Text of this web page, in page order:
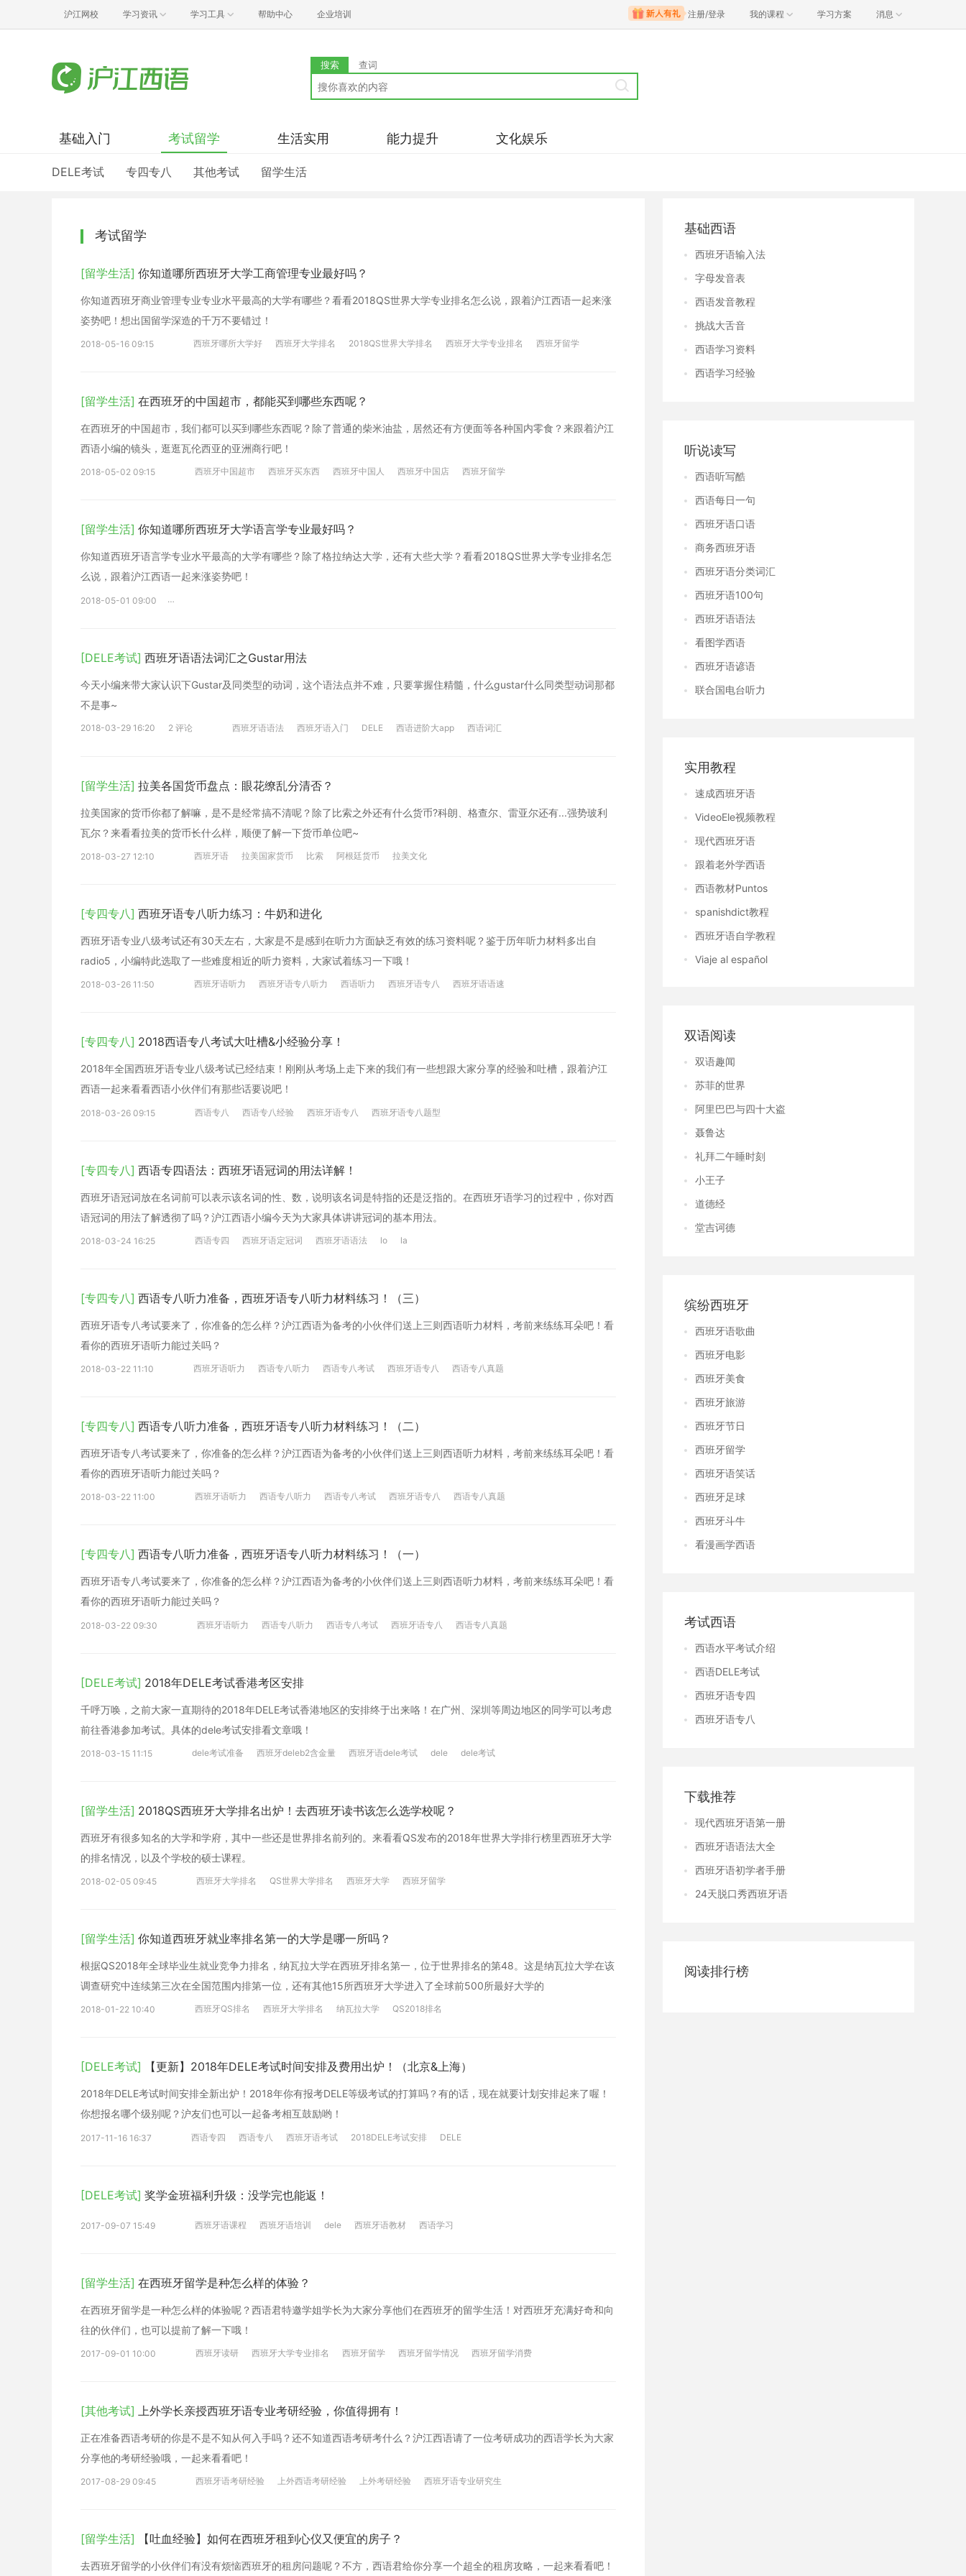
沪江网校 学习资讯 学习工具 帮助中心 企业培训 注册/登录 我的课程 学习方案 消息
搜索 查词
基础入门 考试留学 生活实用 能力提升 文化娱乐
DELE考试 专四专八 其他考试 留学生活
考试留学
[留学生活] 你知道哪所西班牙大学工商管理专业最好吗？
你知道西班牙商业管理专业专业水平最高的大学有哪些？看看2018QS世界大学专业排名怎么说，跟着沪江西语一起来涨
姿势吧！想出国留学深造的千万不要错过！
2018-05-16 09:15 西班牙哪所大学好 西班牙大学排名 2018QS世界大学排名 西班牙大学专业排名 西班牙留学
[留学生活] 在西班牙的中国超市，都能买到哪些东西呢？
在西班牙的中国超市，我们都可以买到哪些东西呢？除了普通的柴米油盐，居然还有方便面等各种国内零食？来跟着沪江
西语小编的镜头，逛逛瓦伦西亚的亚洲商行吧！
2018-05-02 09:15 西班牙中国超市 西班牙买东西 西班牙中国人 西班牙中国店 西班牙留学
[留学生活] 你知道哪所西班牙大学语言学专业最好吗？
你知道西班牙语言学专业水平最高的大学有哪些？除了格拉纳达大学，还有大些大学？看看2018QS世界大学专业排名怎
么说，跟着沪江西语一起来涨姿势吧！
2018-05-01 09:00
[DELE考试] 西班牙语语法词汇之Gustar用法
今天小编来带大家认识下Gustar及同类型的动词，这个语法点并不难，只要掌握住精髓，什么gustar什么同类型动词那都
不是事~
2018-03-29 16:20 2 评论 西班牙语语法 西班牙语入门 DELE 西语进阶大app 西语词汇
[留学生活] 拉美各国货币盘点：眼花缭乱分清否？
拉美国家的货币你都了解嘛，是不是经常搞不清呢？除了比索之外还有什么货币?科朗、格查尔、雷亚尔还有...强势玻利
瓦尔？来看看拉美的货币长什么样，顺便了解一下货币单位吧~
2018-03-27 12:10 西班牙语 拉美国家货币 比索 阿根廷货币 拉美文化
[专四专八] 西班牙语专八听力练习：牛奶和进化
西班牙语专业八级考试还有30天左右，大家是不是感到在听力方面缺乏有效的练习资料呢？鉴于历年听力材料多出自
radio5，小编特此选取了一些难度相近的听力资料，大家试着练习一下哦！
2018-03-26 11:50 西班牙语听力 西班牙语专八听力 西语听力 西班牙语专八 西班牙语语速
[专四专八] 2018西语专八考试大吐槽&小经验分享！
2018年全国西班牙语专业八级考试已经结束！刚刚从考场上走下来的我们有一些想跟大家分享的经验和吐槽，跟着沪江
西语一起来看看西语小伙伴们有那些话要说吧！
2018-03-26 09:15 西语专八 西语专八经验 西班牙语专八 西班牙语专八题型
[专四专八] 西语专四语法：西班牙语冠词的用法详解！
西班牙语冠词放在名词前可以表示该名词的性、数，说明该名词是特指的还是泛指的。在西班牙语学习的过程中，你对西
语冠词的用法了解透彻了吗？沪江西语小编今天为大家具体讲讲冠词的基本用法。
2018-03-24 16:25 西语专四 西班牙语定冠词 西班牙语语法 lo la
[专四专八] 西语专八听力准备，西班牙语专八听力材料练习！（三）
西班牙语专八考试要来了，你准备的怎么样？沪江西语为备考的小伙伴们送上三则西语听力材料，考前来练练耳朵吧！看
看你的西班牙语听力能过关吗？
2018-03-22 11:10 西班牙语听力 西语专八听力 西语专八考试 西班牙语专八 西语专八真题
[专四专八] 西语专八听力准备，西班牙语专八听力材料练习！（二）
西班牙语专八考试要来了，你准备的怎么样？沪江西语为备考的小伙伴们送上三则西语听力材料，考前来练练耳朵吧！看
看你的西班牙语听力能过关吗？
2018-03-22 11:00 西班牙语听力 西语专八听力 西语专八考试 西班牙语专八 西语专八真题
[专四专八] 西语专八听力准备，西班牙语专八听力材料练习！（一）
西班牙语专八考试要来了，你准备的怎么样？沪江西语为备考的小伙伴们送上三则西语听力材料，考前来练练耳朵吧！看
看你的西班牙语听力能过关吗？
2018-03-22 09:30 西班牙语听力 西语专八听力 西语专八考试 西班牙语专八 西语专八真题
[DELE考试] 2018年DELE考试香港考区安排
千呼万唤，之前大家一直期待的2018年DELE考试香港地区的安排终于出来咯！在广州、深圳等周边地区的同学可以考虑
前往香港参加考试。具体的dele考试安排看文章哦！
2018-03-15 11:15 dele考试准备 西班牙deleb2含金量 西班牙语dele考试 dele dele考试
[留学生活] 2018QS西班牙大学排名出炉！去西班牙读书该怎么选学校呢？
西班牙有很多知名的大学和学府，其中一些还是世界排名前列的。来看看QS发布的2018年世界大学排行榜里西班牙大学
的排名情况，以及个学校的硕士课程。
2018-02-05 09:45 西班牙大学排名 QS世界大学排名 西班牙大学 西班牙留学
[留学生活] 你知道西班牙就业率排名第一的大学是哪一所吗？
根据QS2018年全球毕业生就业竞争力排名，纳瓦拉大学在西班牙排名第一，位于世界排名的第48。这是纳瓦拉大学在该
调查研究中连续第三次在全国范围内排第一位，还有其他15所西班牙大学进入了全球前500所最好大学的
2018-01-22 10:40 西班牙QS排名 西班牙大学排名 纳瓦拉大学 QS2018排名
[DELE考试] 【更新】2018年DELE考试时间安排及费用出炉！（北京&上海）
2018年DELE考试时间安排全新出炉！2018年你有报考DELE等级考试的打算吗？有的话，现在就要计划安排起来了喔！
你想报名哪个级别呢？沪友们也可以一起备考相互鼓励哟！
2017-11-16 16:37 西语专四 西语专八 西班牙语考试 2018DELE考试安排 DELE
[DELE考试] 奖学金班福利升级：没学完也能返！
2017-09-07 15:49 西班牙语课程 西班牙语培训 dele 西班牙语教材 西语学习
[留学生活] 在西班牙留学是种怎么样的体验？
在西班牙留学是一种怎么样的体验呢？西语君特邀学姐学长为大家分享他们在西班牙的留学生活！对西班牙充满好奇和向
往的伙伴们，也可以提前了解一下哦！
2017-09-01 10:00 西班牙读研 西班牙大学专业排名 西班牙留学 西班牙留学情况 西班牙留学消费
[其他考试] 上外学长亲授西班牙语专业考研经验，你值得拥有！
正在准备西语考研的你是不是不知从何入手吗？还不知道西语考研考什么？沪江西语请了一位考研成功的西语学长为大家
分享他的考研经验哦，一起来看看吧！
2017-08-29 09:45 西班牙语考研经验 上外西语考研经验 上外考研经验 西班牙语专业研究生
[留学生活] 【吐血经验】如何在西班牙租到心仪又便宜的房子？
去西班牙留学的小伙伴们有没有烦恼西班牙的租房问题呢？不方，西语君给你分享一个超全的租房攻略，一起来看看吧！
基础西语
西班牙语输入法
字母发音表
西语发音教程
挑战大舌音
西语学习资料
西语学习经验
听说读写
西语听写酷
西语每日一句
西班牙语口语
商务西班牙语
西班牙语分类词汇
西班牙语100句
西班牙语语法
看图学西语
西班牙语谚语
联合国电台听力
实用教程
速成西班牙语
VideoEle视频教程
现代西班牙语
跟着老外学西语
西语教材Puntos
spanishdict教程
西班牙语自学教程
Viaje al español
双语阅读
双语趣闻
苏菲的世界
阿里巴巴与四十大盗
聂鲁达
礼拜二午睡时刻
小王子
道德经
堂吉诃德
缤纷西班牙
西班牙语歌曲
西班牙电影
西班牙美食
西班牙旅游
西班牙节日
西班牙留学
西班牙语笑话
西班牙足球
西班牙斗牛
看漫画学西语
考试西语
西语水平考试介绍
西语DELE考试
西班牙语专四
西班牙语专八
下载推荐
现代西班牙语第一册
西班牙语语法大全
西班牙语初学者手册
24天脱口秀西班牙语
阅读排行榜